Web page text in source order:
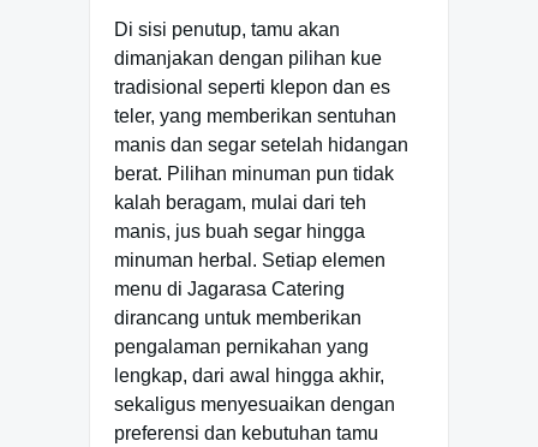
Di sisi penutup, tamu akan
dimanjakan dengan pilihan kue
tradisional seperti klepon dan es
teler, yang memberikan sentuhan
manis dan segar setelah hidangan
berat. Pilihan minuman pun tidak
kalah beragam, mulai dari teh
manis, jus buah segar hingga
minuman herbal. Setiap elemen
menu di Jagarasa Catering
dirancang untuk memberikan
pengalaman pernikahan yang
lengkap, dari awal hingga akhir,
sekaligus menyesuaikan dengan
preferensi dan kebutuhan tamu